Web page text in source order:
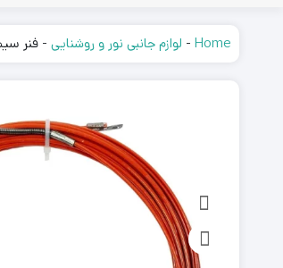
Home
- لوازم جانبی نور و روشنایی- فنر سیم